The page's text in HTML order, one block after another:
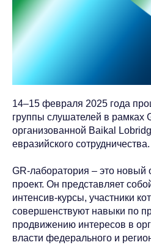
14–15 февраля 2025 года
группы слушателей в рамках
организованной Baikal
евразийского сотрудничества.
GR-лаборатория – это новый
проект. Он представляет
интенсив-курсы, участники
совершенствуют навыки по
продвижению интересов в
власти федерального и